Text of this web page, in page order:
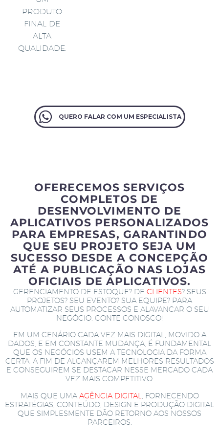
PRODUTO
FINAL DE
ALTA
QUALIDADE.
QUERO FALAR COM UM ESPECIALISTA
OFERECEMOS SERVIÇOS
COMPLETOS DE
DESENVOLVIMENTO DE
APLICATIVOS PERSONALIZADOS
PARA EMPRESAS, GARANTINDO
QUE SEU PROJETO SEJA UM
SUCESSO DESDE A CONCEPÇÃO
ATÉ A PUBLICAÇÃO NAS LOJAS
OFICIAIS DE APLICATIVOS.
GERENCIAMENTO DE ESTOQUE? DE CLIENTES? SEUS
PROJETOS? SEU EVENTO? SUA EQUIPE? PARA
AUTOMATIZAR SEUS PROCESSOS E ALAVANCAR O SEU
NEGÓCIO. CONTE CONOSCO!
EM UM CENÁRIO CADA VEZ MAIS DIGITAL, MOVIDO A
DADOS, E EM CONSTANTE MUDANÇA, É FUNDAMENTAL
QUE OS NEGÓCIOS USEM A TECNOLOGIA DA FORMA
CERTA, A FIM DE ALCANÇAREM MELHORES RESULTADOS
E CONSEGUIREM SE DESTACAR NESSE MERCADO CADA
VEZ MAIS COMPETITIVO.
MAIS QUE UMA AGÊNCIA DIGITAL
, FORNECENDO
ESTRATÉGIAS, CONTEÚDO, DESIGN E PRODUÇÃO DIGITAL
QUE SIMPLESMENTE DÃO RETORNO AOS NOSSOS
PARCEIROS.